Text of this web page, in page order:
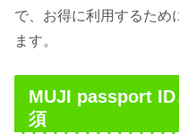
で、お得に利用するため
ます。
MUJI passport ID
須